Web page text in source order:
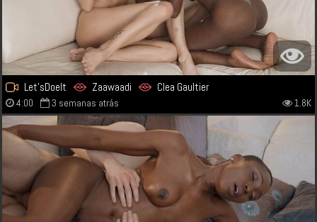
Let'sDoeIt Zaawaadi Clea Gaultier
4:00 3 semanas atrás 1.8K